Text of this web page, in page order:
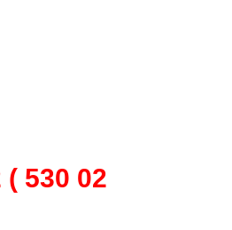
( 530 02